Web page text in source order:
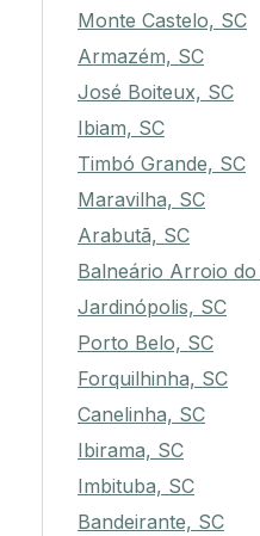
Monte Castelo, SC
Armazém, SC
José Boiteux, SC
Ibiam, SC
Timbó Grande, SC
Maravilha, SC
Arabutã, SC
Balneário Arroio do
Jardinópolis, SC
Porto Belo, SC
Forquilhinha, SC
Canelinha, SC
Ibirama, SC
Imbituba, SC
Bandeirante, SC